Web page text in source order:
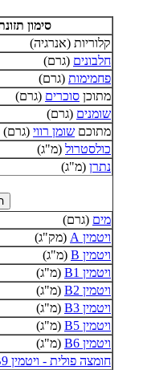
סימון
קלוריות (אנרגיה)
חלבונים (גרם)
פחמימות (גרם)
מתוכן סוכרים (גרם)
שומנים (גרם)
מתוכם שומן רווי (גרם)
כולסטרול (מ"ג)
נתרן (מ"ג)
מים (גרם)
ויטמין A
(מק"ג)
ויטמין B
(מ"ג)
ויטמין B1
(מ"ג)
ויטמין B2
(מ"ג)
ויטמין B3
(מ"ג)
ויטמין B5
(מ"ג)
ויטמין B6
(מ"ג)
חומצה פולית - ויטמין B9